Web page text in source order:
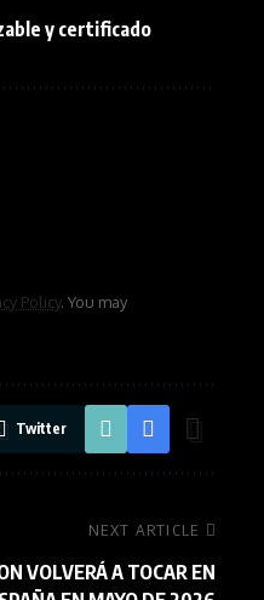
y certificado
Policy. You may
Twitter
NEXT ARTICLE
VOLVERÁ A TOCAR EN